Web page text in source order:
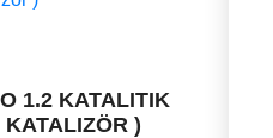
1.2 KATALITIK
)